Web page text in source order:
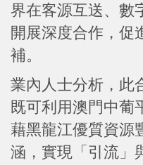
界在客源互送、數
開展深度合作，促
補。
業內人士分析，此
既可利用澳門中葡
藉黑龍江優質資源
涵，實現「引流」